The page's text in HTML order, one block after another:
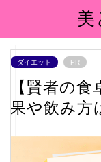
美
ダイエット PR
【賢者の
果や飲み方